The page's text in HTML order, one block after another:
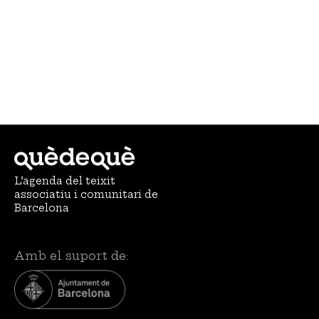
L’agenda del teixit
associatiu i comunitari de
Barcelona
Amb el suport de: